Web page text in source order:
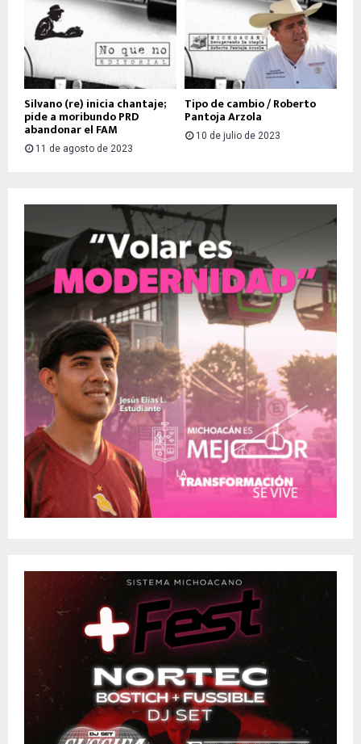
Silvano (re) inicia chantaje;
pide a moribundo PRD
abandonar el FAM
11 de agosto de 2023
Tipo de cambio / Roberto
Pantoja Arzola
10 de julio de 2023